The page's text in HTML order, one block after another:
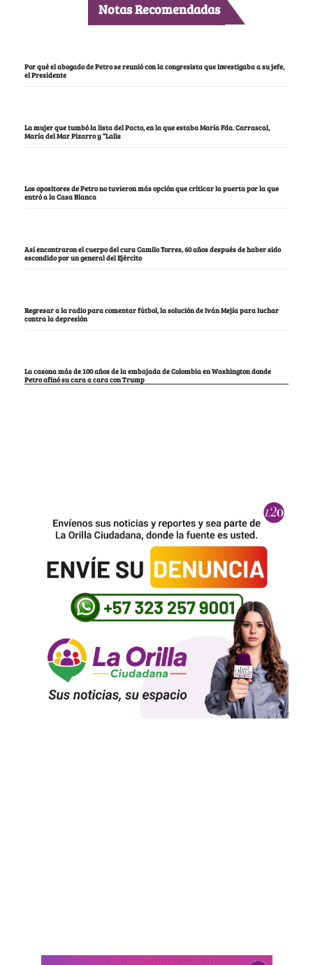
Notas Recomendadas
Por qué el abogado de Petro se reunió con la congresista que investigaba a su jefe,
el Presidente
La mujer que tumbó la lista del Pacto, en la que estaba María Fda. Carrascal,
María del Mar Pizarro y “Lalis
Los opositores de Petro no tuvieron más opción que criticar la puerta por la que
entró a la Casa Blanca
Así encontraron el cuerpo del cura Camilo Torres, 60 años después de haber sido
escondido por un general del Ejército
Regresar a la radio para comentar fútbol, la solución de Iván Mejía para luchar
contra la depresión
La casona más de 100 años de la embajada de Colombia en Washington donde
Petro afinó su cara a cara con Trump